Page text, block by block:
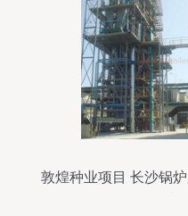
敦煌种业项目 长沙锅